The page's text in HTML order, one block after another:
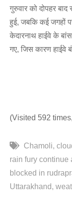
गुरुवार को दोपहर
हुई, जबकि कई जगहों
केदारनाथ हाईवे के
गए, जिस कारण हाईवे
(Visited 592
Chamoli
rain fury continue
blocked in
Uttarakhand